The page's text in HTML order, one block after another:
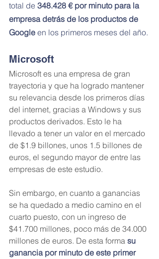
total de 348.428 € por minuto para la
empresa detrás de los productos de
Google en los primeros meses del año.
Microsoft
Microsoft es una empresa de gran
trayectoria y que ha logrado mantener
su relevancia desde los primeros días
del internet, gracias a Windows y sus
productos derivados. Esto le ha
llevado a tener un valor en el mercado
de $1.9 billones, unos 1.5 billones de
euros, el segundo mayor de entre las
empresas de este estudio.
Sin embargo, en cuanto a ganancias
se ha quedado a medio camino en el
cuarto puesto, con un ingreso de
$41.700 millones, poco más de 34.000
millones de euros. De esta forma su
ganancia por minuto de este primer